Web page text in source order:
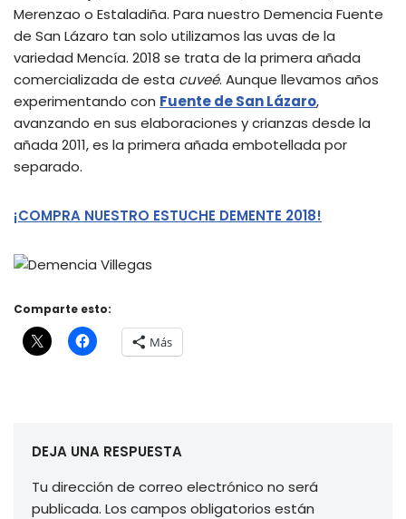
Merenzao o Estaladiña. Para nuestro Demencia Fuente
de San Lázaro tan solo utilizamos las uvas de la
variedad Mencía. 2018 se trata de la primera añada
comercializada de esta cuveé. Aunque llevamos años
experimentando con Fuente de San Lázaro,
avanzando en sus elaboraciones y crianzas desde la
añada 2011, es la primera añada embotellada por
separado.
¡COMPRA NUESTRO ESTUCHE DEMENTE 2018!
Comparte esto:
Más
DEJA UNA RESPUESTA
Tu dirección de correo electrónico no será
publicada. Los campos obligatorios están